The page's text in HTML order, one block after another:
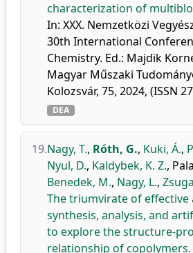
characterization of
In: XXX. Nemzetközi
30th International
Chemistry. Ed.: Majdik
Magyar Műszaki
Kolozsvár, 75, 2024, (ISSN
DEA
19.Nagy, T., Róth, G., Kuki, Á.,
Nyul, D., Kaldybek, K. Z.,
Benedek, M., Nagy, L.,
The triumvirate of effective
synthesis, analysis, and
to explore the structure-
relationship of copolymers.